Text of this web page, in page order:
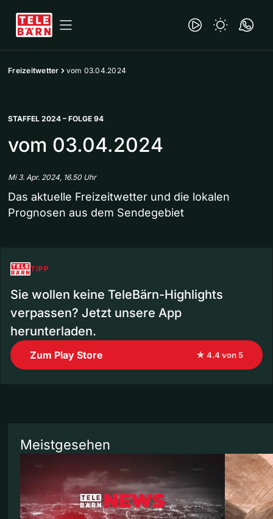
Freizeitwetter vom 03.04.2024
STAFFEL 2024 – FOLGE 94
vom 03.04.2024
Mi 3. Apr. 2024, 16.50 Uhr
Das aktuelle Freizeitwetter und die lokalen
Prognosen aus dem Sendegebiet
TIPP
Sie wollen keine TeleBärn-Highlights
verpassen? Jetzt unsere App
herunterladen.
Zum Play Store ★ 4.4 von 5
Meistgesehen